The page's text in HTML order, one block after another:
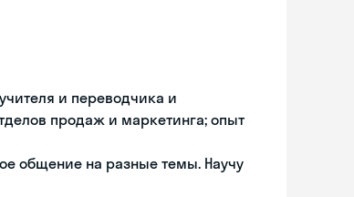
и переводчика и
продаж и маркетинга; опыт
общение на разные темы. Научу